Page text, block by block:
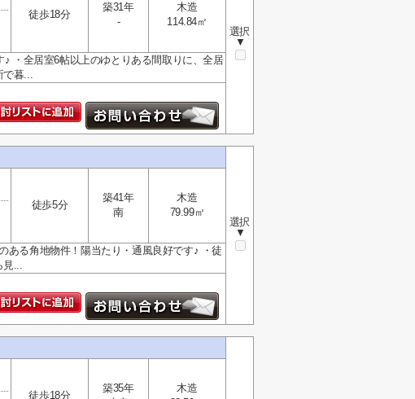
選択
▼
徒歩18分
築31年
-
木造
114.84㎡
・全居室6帖以上のゆとりある間取りに、全居
で暮...
選択
▼
徒歩5分
築41年
南
木造
79.99㎡
ある角地物件！陽当たり・通風良好です♪ ・徒
見...
徒歩18分
築35年
木造